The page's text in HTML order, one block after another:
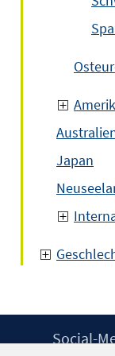
Japan
Social-